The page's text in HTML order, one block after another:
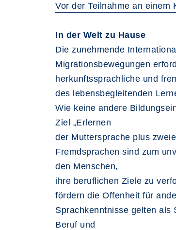
Vor der Teilnahme an einem
In der Welt zu Hause
Die zunehmende
Migrationsbewegungen
herkunftssprachliche und
des lebensbegleitenden
Wie keine andere
Ziel „Erlernen
der Muttersprache plus
Fremdsprachen sind zum
den Menschen,
ihre beruflichen Ziele zu
fördern die Offenheit für
Sprachkenntnisse gelten als
Beruf und